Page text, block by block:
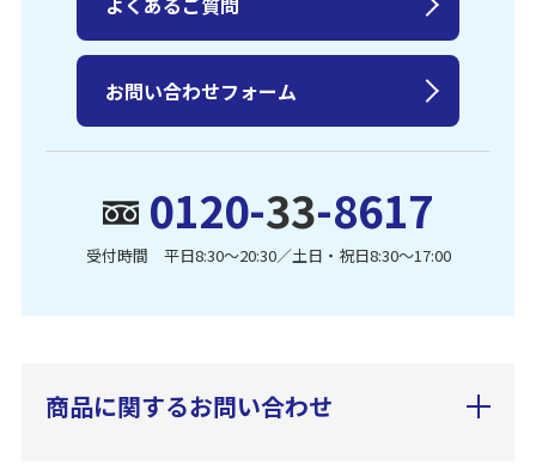
0120-33-8617
受付時間 平日8:30〜20:30／土日・祝日8:30〜17:00
お問い合わせフォーム
商品に関するお問い合わせ